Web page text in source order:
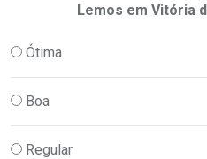
Lemos em Vitória
Ótima
Boa
Regular